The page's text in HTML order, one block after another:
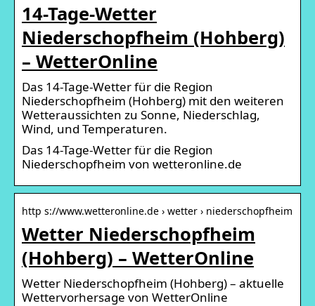
14-Tage-Wetter
Niederschopfheim (Hohberg)
– WetterOnline
Das 14-Tage-Wetter für die Region
Niederschopfheim (Hohberg) mit den weiteren
Wetteraussichten zu Sonne, Niederschlag,
Wind, und Temperaturen.
Das 14-Tage-Wetter für die Region
Niederschopfheim von wetteronline.de
http s://www.wetteronline.de › wetter › niederschopfheim
Wetter Niederschopfheim
(Hohberg) – WetterOnline
Wetter Niederschopfheim (Hohberg) – aktuelle
Wettervorhersage von WetterOnline